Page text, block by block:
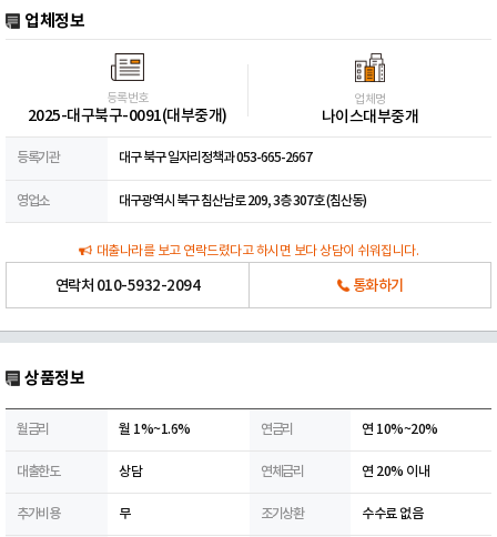
업체정보
등록번호
2025-대구북구-0091(대부중개)
업체명
나이스대부중개
등록기관 대구 북구 일자리정책과 053-665-2667
영업소 대구광역시 북구 침산남로 209, 3층 307호 (침산동)
대출나라를 보고 연락드렸다고 하시면 보다 상담이 쉬워집니다.
연락처 010-5932-2094 통화하기
상품정보
월금리 월 1%~1.6% 연금리 연 10%~20%
대출한도 상담 연체금리 연 20% 이내
추가비용 무 조기상환 수수료 없음